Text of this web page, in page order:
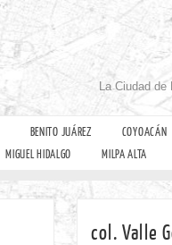
La Ciudad
BENITO JUÁREZ
COYOACÁN
MIGUEL HIDALGO MILPA ALTA
col. Valle